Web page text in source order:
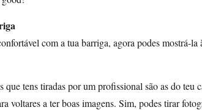
com a tua barriga, agora podes mostrá-
que tens tiradas por um profissional são as do teu
voltares a ter boas imagens. Sim, podes tirar